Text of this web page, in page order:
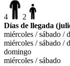
4
2
Días de llegada
miércoles / sábado /
miércoles / sábado /
domingo
miércoles / sábado